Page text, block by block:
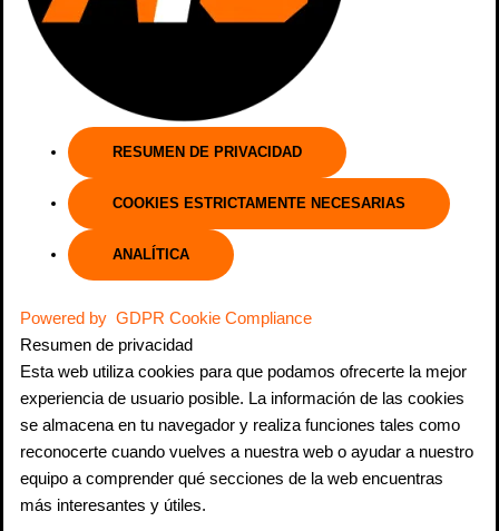
RESUMEN DE PRIVACIDAD
COOKIES ESTRICTAMENTE NECESARIAS
ANALÍTICA
Powered by GDPR Cookie Compliance
Resumen de privacidad
Esta web utiliza cookies para que podamos ofrecerte la mejor
experiencia de usuario posible. La información de las cookies
se almacena en tu navegador y realiza funciones tales como
reconocerte cuando vuelves a nuestra web o ayudar a nuestro
equipo a comprender qué secciones de la web encuentras
más interesantes y útiles.